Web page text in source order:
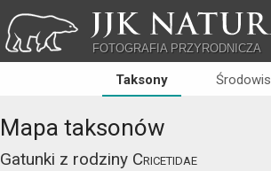
JJK NATURA
FOTOGRAFIA PRZYRODNICZA
Taksony
Mapa taksonów
Gatunki z rodziny Cricetidae